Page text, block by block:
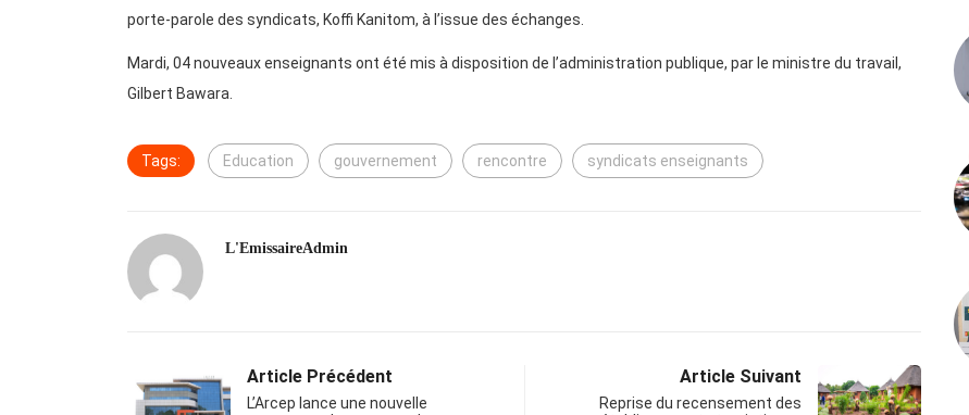
porte-parole des syndicats, Koffi Kanitom, à l’issue des échanges.
Mardi, 04 nouveaux enseignants ont été mis à disposition de l’administration publique, par le ministre du travail,
Gilbert Bawara.
Tags: Education gouvernement rencontre syndicats enseignants
L'EmissaireAdmin
Article Précédent
L’Arcep lance une nouvelle
Article Suivant
Reprise du recensement des